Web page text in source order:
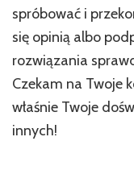
spróbować i
się opinią albo
rozwiązania
Czekam na Twoje
właśnie Twoje
innych!